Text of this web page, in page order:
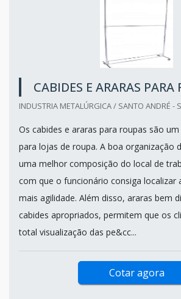
CABIDES E ARARAS PARA
INDUSTRIA METALÚRGICA / SANTO ANDRÉ -
Os cabides e araras para roupas são
para lojas de roupa. A boa organização
uma melhor composição do local de
com que o funcionário consiga localizar
mais agilidade. Além disso, araras bem
cabides apropriados, permitem que os
total visualização das pe&cc...
Cotar agora